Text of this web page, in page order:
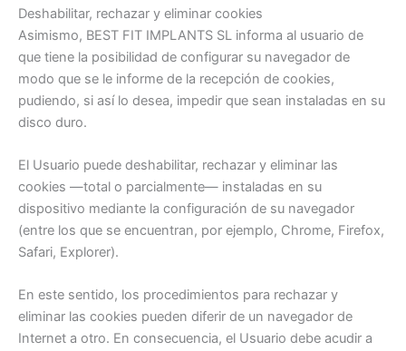
Deshabilitar, rechazar y eliminar cookies
Asimismo, BEST FIT IMPLANTS SL informa al usuario de
que tiene la posibilidad de configurar su navegador de
modo que se le informe de la recepción de cookies,
pudiendo, si así lo desea, impedir que sean instaladas en su
disco duro.
El Usuario puede deshabilitar, rechazar y eliminar las
cookies —total o parcialmente— instaladas en su
dispositivo mediante la configuración de su navegador
(entre los que se encuentran, por ejemplo, Chrome, Firefox,
Safari, Explorer).
En este sentido, los procedimientos para rechazar y
eliminar las cookies pueden diferir de un navegador de
Internet a otro. En consecuencia, el Usuario debe acudir a